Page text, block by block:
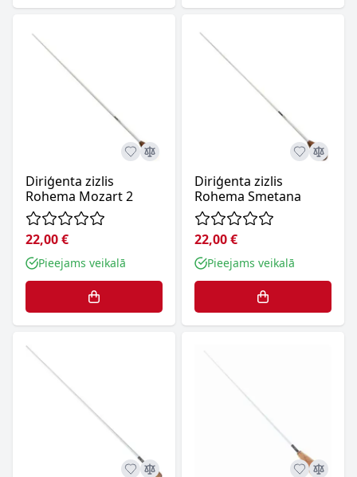
Diriģenta zizlis
Rohema Mozart 2
22,00 €
Pieejams veikalā
Diriģenta zizlis
Rohema Smetana
22,00 €
Pieejams veikalā